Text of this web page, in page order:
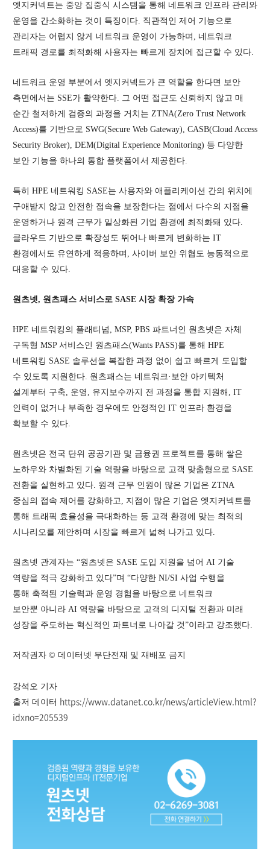
엣지커넥트는 중앙 집중식 시스템을 통해 네트워크 인프라 관리와
운영을 간소화하는 것이 특징이다. 직관적인 제어 기능으로
관리자는 어렵지 않게 네트워크 운영이 가능하며, 네트워크
트래픽 경로를 최적화해 사용자는 빠르게 장치에 접근할 수 있다.
네트워크 운영 부분에서 엣지커넥트가 큰 역할을 한다면 보안
측면에서는 SSE가 활약한다. 그 어떤 접근도 신뢰하지 않고 매
순간 철저하게 검증의 과정을 거치는 ZTNA(Zero Trust Network
Access)를 기반으로 SWG(Secure Web Gateway), CASB(Cloud Access
Security Broker), DEM(Digital Experience Monitoring) 등 다양한
보안 기능을 하나의 통합 플랫폼에서 제공한다.
특히 HPE 네트워킹 SASE는 사용자와 애플리케이션 간의 위치에
구애받지 않고 안전한 접속을 보장한다는 점에서 다수의 지점을
운영하거나 원격 근무가 일상화된 기업 환경에 최적화돼 있다.
클라우드 기반으로 확장성도 뛰어나 빠르게 변화하는 IT
환경에서도 유연하게 적응하며, 사이버 보안 위협도 능동적으로
대응할 수 있다.
원츠넷, 원츠패스 서비스로 SASE 시장 확장 가속
HPE 네트워킹의 플래티넘, MSP, PBS 파트너인 원츠넷은 자체
구독형 MSP 서비스인 원츠패스(Wants PASS)를 통해 HPE
네트워킹 SASE 솔루션을 복잡한 과정 없이 쉽고 빠르게 도입할
수 있도록 지원한다. 원츠패스는 네트워크·보안 아키텍처
설계부터 구축, 운영, 유지보수까지 전 과정을 통합 지원해, IT
인력이 없거나 부족한 경우에도 안정적인 IT 인프라 환경을
확보할 수 있다.
원츠넷은 전국 단위 공공기관 및 금융권 프로젝트를 통해 쌓은
노하우와 차별화된 기술 역량을 바탕으로 고객 맞춤형으로 SASE
전환을 실현하고 있다. 원격 근무 인원이 많은 기업은 ZTNA
중심의 접속 제어를 강화하고, 지점이 많은 기업은 엣지커넥트를
통해 트래픽 효율성을 극대화하는 등 고객 환경에 맞는 최적의
시나리오를 제안하며 시장을 빠르게 넓혀 나가고 있다.
원츠넷 관계자는 “원츠넷은 SASE 도입 지원을 넘어 AI 기술
역량을 적극 강화하고 있다”며 “다양한 NI/SI 사업 수행을
통해 축적된 기술력과 운영 경험을 바탕으로 네트워크
보안뿐 아니라 AI 역량을 바탕으로 고객의 디지털 전환과 미래
성장을 주도하는 혁신적인 파트너로 나아갈 것”이라고 강조했다.
저작권자 © 데이터넷 무단전재 및 재배포 금지
강석오 기자
출저 데이터 https://www.datanet.co.kr/news/articleView.html?
idxno=205539